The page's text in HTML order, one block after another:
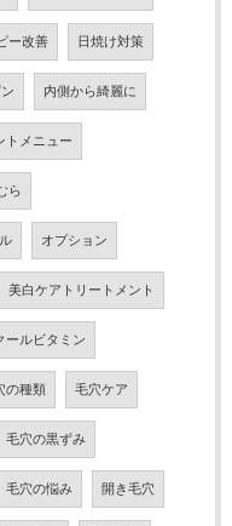
ー改善 日焼け対策
内側から綺麗に
トメニュー
ら
オプション
美白ケアトリートメント
ールビタミン
の種類 毛穴ケア
毛穴の黒ずみ
毛穴の悩み 開き毛穴